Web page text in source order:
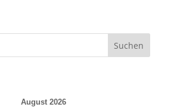
August 2026